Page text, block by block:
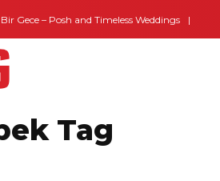
– Posh and Timeless Weddings
Tag